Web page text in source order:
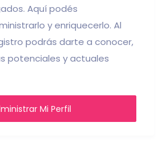
Aquí podés
y enriquecerlo. Al
podrás darte a conocer,
potenciales y actuales
Mi Perfil